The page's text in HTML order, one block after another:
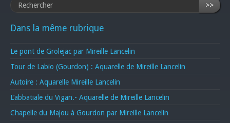
>>
Dans la même rubrique
Le pont de Grolejac par Mireille Lancelin
Tour de Labio (Gourdon) : Aquarelle de Mireille Lancelin
Autoire : Aquarelle Mireille Lancelin
L’abbatiale du Vigan.- Aquarelle de Mireille Lancelin
Chapelle du Majou à Gourdon par Mireille Lancelin